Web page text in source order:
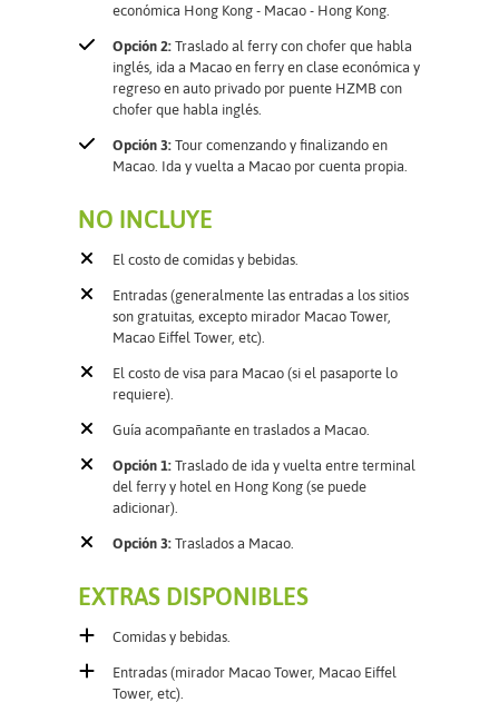
económica Hong Kong - Macao - Hong Kong.
Opción 2: Traslado al ferry con chofer que habla
inglés, ida a Macao en ferry en clase económica y
regreso en auto privado por puente HZMB con
chofer que habla inglés.
Opción 3: Tour comenzando y finalizando en
Macao. Ida y vuelta a Macao por cuenta propia.
NO INCLUYE
El costo de comidas y bebidas.
Entradas (generalmente las entradas a los sitios
son gratuitas, excepto mirador Macao Tower,
Macao Eiffel Tower, etc).
El costo de visa para Macao (si el pasaporte lo
requiere).
Guía acompañante en traslados a Macao.
Opción 1: Traslado de ida y vuelta entre terminal
del ferry y hotel en Hong Kong (se puede
adicionar).
Opción 3: Traslados a Macao.
EXTRAS DISPONIBLES
Comidas y bebidas.
Entradas (mirador Macao Tower, Macao Eiffel
Tower, etc).